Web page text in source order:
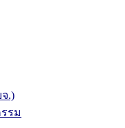
.)
รม